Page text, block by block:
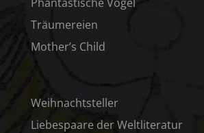
Träumereien
Mother’s Child
Weihnachtsteller
Liebespaare der Weltliteratur